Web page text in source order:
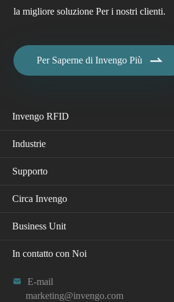
la migliore soluzione Per i nostri clienti.
Per Saperne di Invengo Più 
Invengo RFID
Industrie
Supporto
Circa Invengo
Business Unit
In contatto con Noi

E-mail
marketing@invengo.com